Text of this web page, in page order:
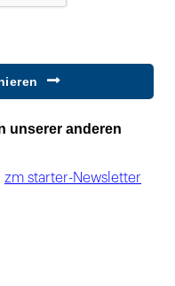
unserer anderen
zm starter-Newsletter